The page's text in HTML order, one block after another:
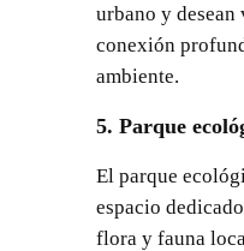
urbano y
conexión
ambiente.
5. Parque
El parque
espacio
flora y fauna